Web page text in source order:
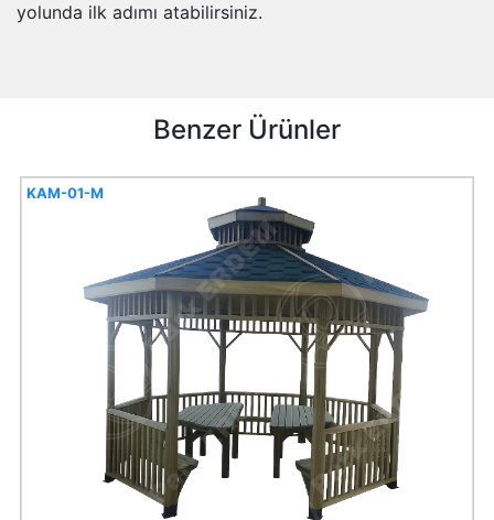
yolunda ilk adımı atabilirsiniz.
Benzer Ürünler
KAM-01-M